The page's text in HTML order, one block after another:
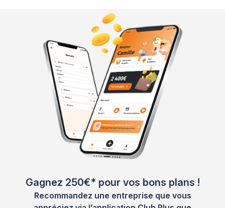
Gagnez 250€* pour vos bons plans !
Recommandez une entreprise que vous